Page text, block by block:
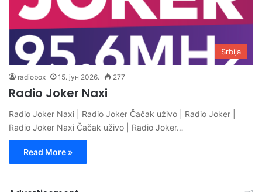
Srbija
radiobox 15. јун 2026. 277
Radio Joker Naxi
Radio Joker Naxi | Radio Joker Čačak uživo | Radio Joker |
Radio Joker Naxi Čačak uživo | Radio Joker…
Read More »